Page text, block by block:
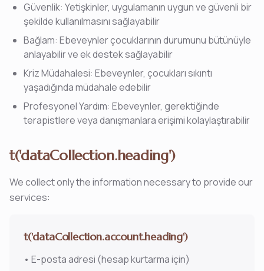
Güvenlik: Yetişkinler, uygulamanın uygun ve güvenli bir
şekilde kullanılmasını sağlayabilir
Bağlam: Ebeveynler çocuklarının durumunu bütünüyle
anlayabilir ve ek destek sağlayabilir
Kriz Müdahalesi: Ebeveynler, çocukları sıkıntı
yaşadığında müdahale edebilir
Profesyonel Yardım: Ebeveynler, gerektiğinde
terapistlere veya danışmanlara erişimi kolaylaştırabilir
t('dataCollection.heading')
We collect only the information necessary to provide our
services:
t('dataCollection.account.heading')
• E-posta adresi (hesap kurtarma için)